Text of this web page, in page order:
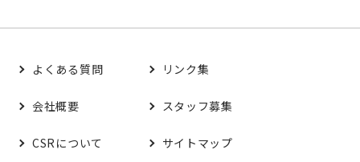
よくある質問 リンク集
会社概要 スタッフ募集
CSRについて サイトマップ